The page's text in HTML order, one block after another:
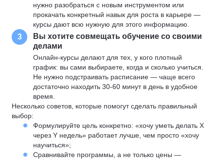
нужно разобраться с новым инструментом или
прокачать конкретный навык для роста в карьере —
курсы дают всю нужную для этого информацию.
3
Вы хотите совмещать обучение со своими
делами
Онлайн-курсы делают для тех, у кого плотный
график: вы сами выбираете, когда и сколько учиться.
Не нужно подстраивать расписание — чаще всего
достаточно находить 30-60 минут в день в удобное
время.
Несколько советов, которые помогут сделать правильный
выбор:
Формулируйте цель конкретно: «хочу уметь делать X
через Y недель» работает лучше, чем просто «хочу
научиться»;
Сравнивайте программы, а не только цены —